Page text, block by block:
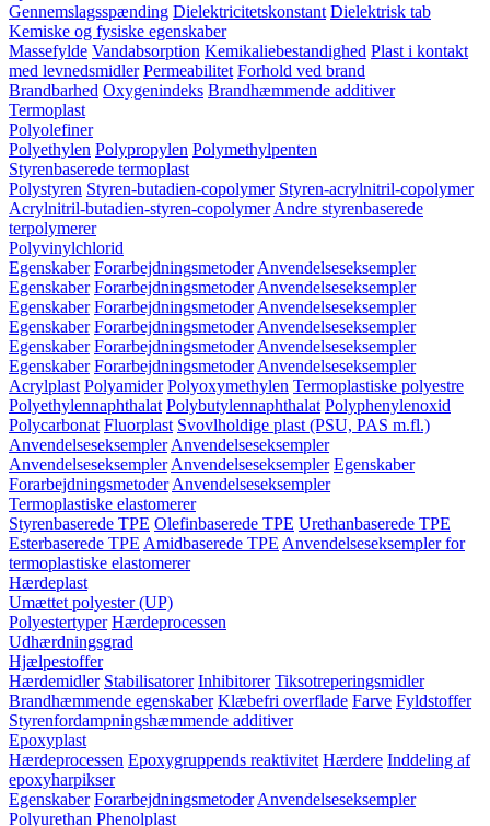
Gennemslagsspænding Dielektricitetskonstant Dielektrisk tab
Kemiske og fysiske egenskaber
Massefylde Vandabsorption Kemikaliebestandighed Plast i kontakt
med levnedsmidler Permeabilitet Forhold ved brand
Brandbarhed Oxygenindeks Brandhæmmende additiver
Termoplast
Polyolefiner
Polyethylen Polypropylen Polymethylpenten
Styrenbaserede termoplast
Polystyren Styren-butadien-copolymer Styren-acrylnitril-copolymer
Acrylnitril-butadien-styren-copolymer Andre styrenbaserede
terpolymerer
Polyvinylchlorid
Egenskaber Forarbejdningsmetoder Anvendelseseksempler
Egenskaber Forarbejdningsmetoder Anvendelseseksempler
Egenskaber Forarbejdningsmetoder Anvendelseseksempler
Egenskaber Forarbejdningsmetoder Anvendelseseksempler
Egenskaber Forarbejdningsmetoder Anvendelseseksempler
Egenskaber Forarbejdningsmetoder Anvendelseseksempler
Acrylplast Polyamider Polyoxymethylen Termoplastiske polyestre
Polyethylennaphthalat Polybutylennaphthalat Polyphenylenoxid
Polycarbonat Fluorplast Svovlholdige plast (PSU, PAS m.fl.)
Anvendelseseksempler Anvendelseseksempler
Anvendelseseksempler Anvendelseseksempler Egenskaber
Forarbejdningsmetoder Anvendelseseksempler
Termoplastiske elastomerer
Styrenbaserede TPE Olefinbaserede TPE Urethanbaserede TPE
Esterbaserede TPE Amidbaserede TPE Anvendelseseksempler for
termoplastiske elastomerer
Hærdeplast
Umættet polyester (UP)
Polyestertyper Hærdeprocessen
Udhærdningsgrad
Hjælpestoffer
Hærdemidler Stabilisatorer Inhibitorer Tiksotreperingsmidler
Brandhæmmende egenskaber Klæbefri overflade Farve Fyldstoffer
Styrenfordampningshæmmende additiver
Epoxyplast
Hærdeprocessen Epoxygruppends reaktivitet Hærdere Inddeling af
epoxyharpikser
Egenskaber Forarbejdningsmetoder Anvendelseseksempler
Polyurethan Phenolplast